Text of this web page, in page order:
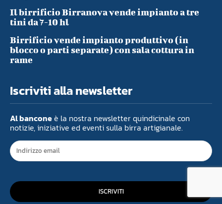
Il birrificio Birranova vende impianto a tre
tini da 7-10 hl
Birrificio vende impianto produttivo (in
blocco o parti separate) con sala cottura in
rame
Iscriviti alla newsletter
Al banconeè la nostra newsletter quindicinale con
notizie, iniziative ed eventi sulla birra artigianale.
ISCRIVITI